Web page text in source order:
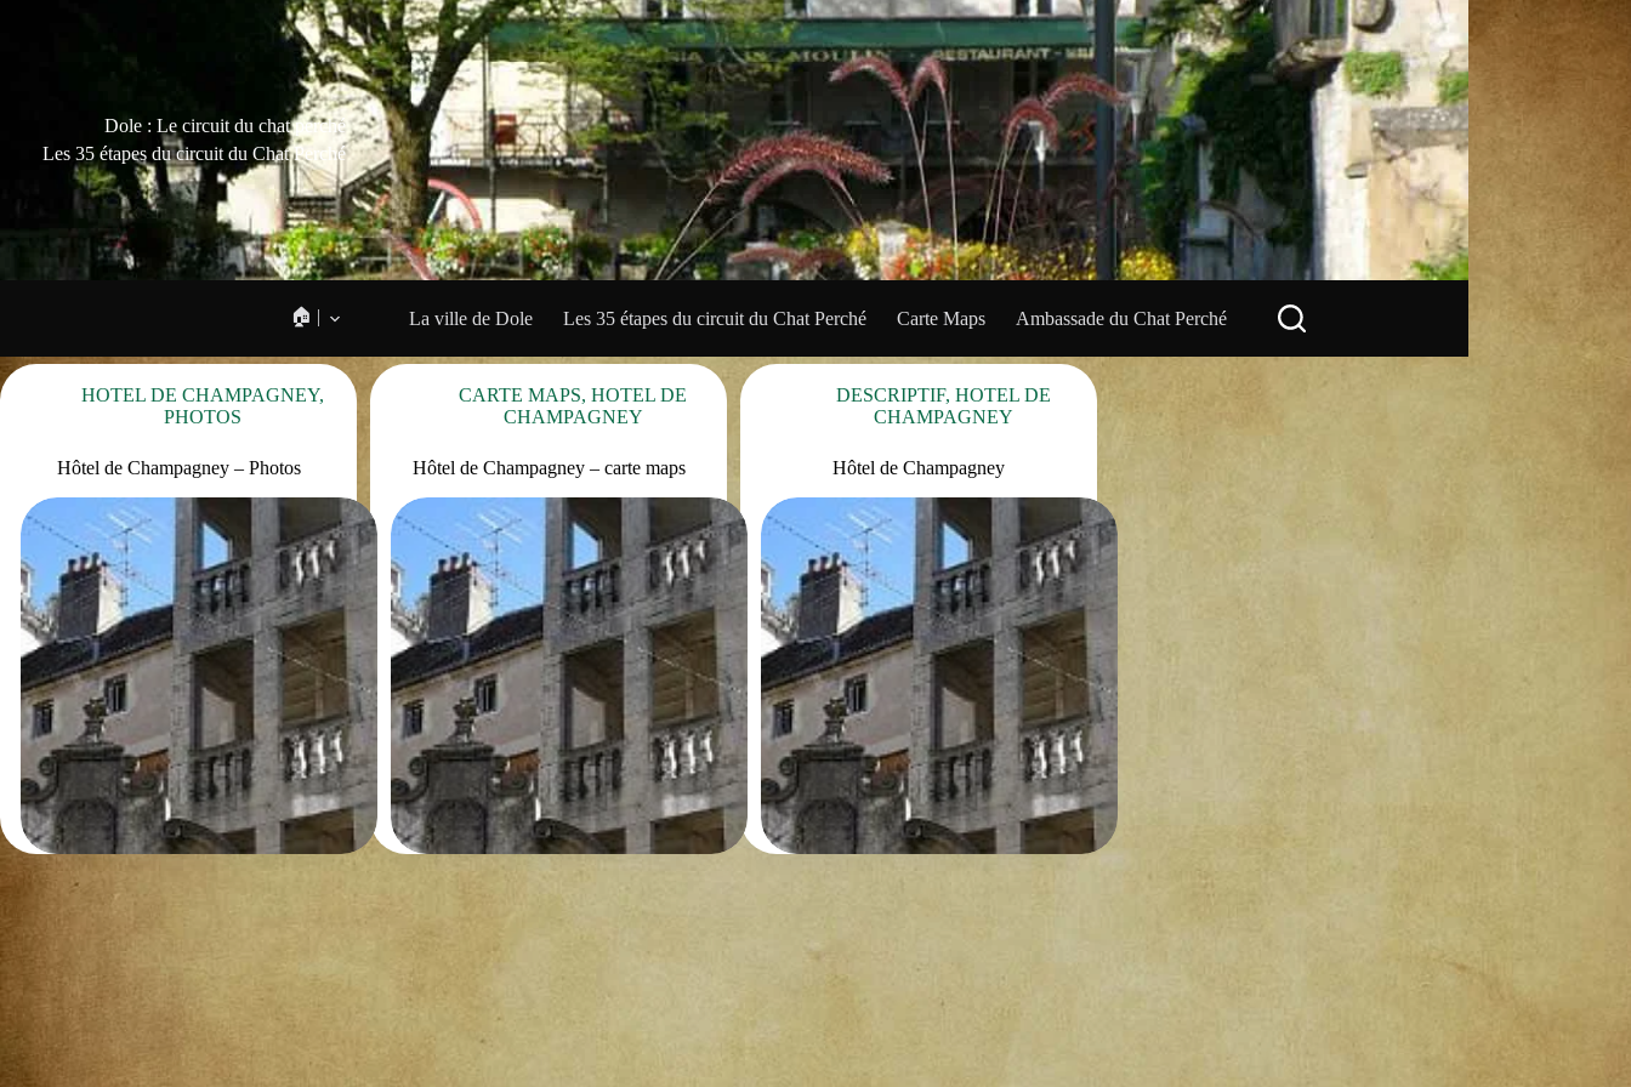
Dole : Le circuit du chat perché
Les 35 étapes du circuit du Chat Perché
🏠 | La ville de Dole Les 35 étapes du circuit du Chat Perché Carte Maps Ambassade du Chat Perché
HOTEL DE CHAMPAGNEY,
PHOTOS
Hôtel de Champagney – Photos
CARTE MAPS,HOTEL DE
CHAMPAGNEY
Hôtel de Champagney – carte maps
DESCRIPTIF, HOTEL DE
CHAMPAGNEY
Hôtel de Champagney